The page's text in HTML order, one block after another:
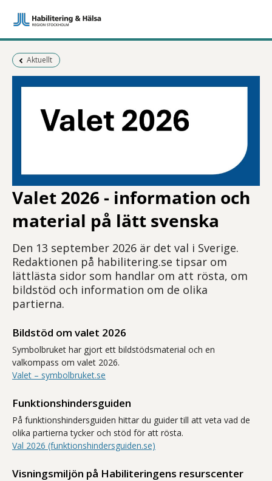
Föregående sida:
Aktuellt
Valet 2026 - information och
material på lätt svenska
Den 13 september 2026 är det val i Sverige.
Redaktionen på habilitering.se tipsar om
lättlästa sidor som handlar om att rösta, om
bildstöd och information om de olika
partierna.
Bildstöd om valet 2026
Symbolbruket har gjort ett bildstödsmaterial och en
valkompass om valet 2026.
Valet – symbolbruket.se
Funktionshindersguiden
På funktionshindersguiden hittar du guider till att veta vad de
olika partierna tycker och stöd för att rösta.
Val 2026 (funktionshindersguiden.se)
Visningsmiljön på Habiliteringens resurscenter